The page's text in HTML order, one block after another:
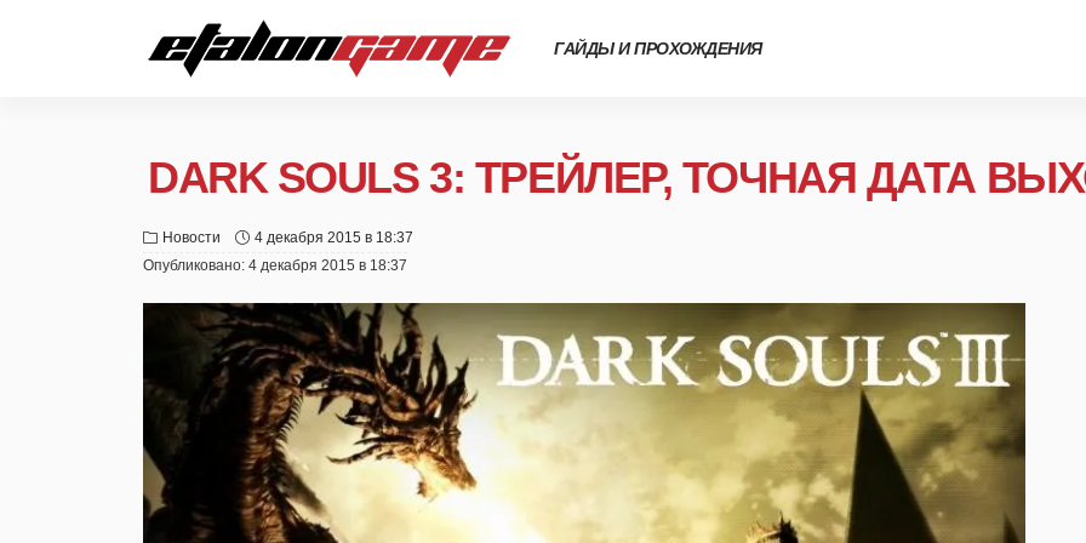
ГАЙДЫ И ПРОХОЖДЕНИЯ
DARK SOULS 3: ТРЕЙЛЕР, ТОЧНАЯ ДАТА
Новости
4 декабря 2015 в 18:37
Опубликовано: 4 декабря 2015 в 18:37